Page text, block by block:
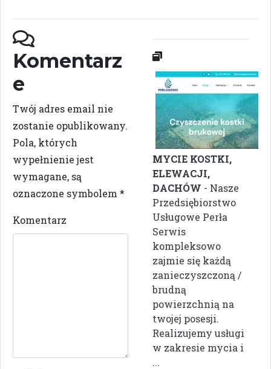
Komentarz
e
Twój adres email nie
zostanie opublikowany.
Pola, których
wypełnienie jest
wymagane, są
oznaczone symbolem *
Komentarz
MYCIE KOSTKI,
ELEWACJI,
DACHÓW - Nasze
Przedsiębiorstwo
Usługowe Perła
Serwis
kompleksowo
zajmie się każdą
zanieczyszczoną /
brudną
powierzchnią na
twojej posesji.
Realizujemy usługi
w zakresie mycia i
...